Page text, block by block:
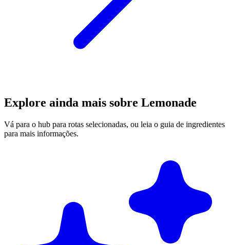
Explore ainda mais sobre Lemonade
Vá para o hub para rotas selecionadas, ou leia o guia de ingredientes
para mais informações.